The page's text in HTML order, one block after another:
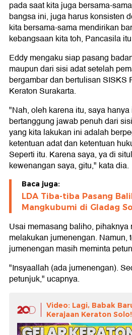
pada saat kita juga bersama-
bangsa ini, juga harus konsisten
kita bersama-sama mendirikan
kebangsaan kita toh, Pancasila
Eddy mengaku siap pasang
maupun dari sisi adat setelah
bergambar dan bertulisan SISKS
Keraton Surakarta.
"Nah, oleh karena itu, saya
bertanggung jawab penuh dari
yang kita lakukan ini adalah
ketentuan adat dan ketentuan
Seperti itu. Karena saya, ya di
kewenangan saya, gitu," kata dia.
Baca juga:
LDA Tiba-tiba Pasang
Mangkubumi di Gladag
Usai memasang baliho, pihaknya
melakukan jumenengan. Namun,
jumenengan masih meminta
"Insyaallah (ada jumenengan).
petunjuk," ucapnya.
Video: Lagi, Babak
Kerajaan Keraton Solo!